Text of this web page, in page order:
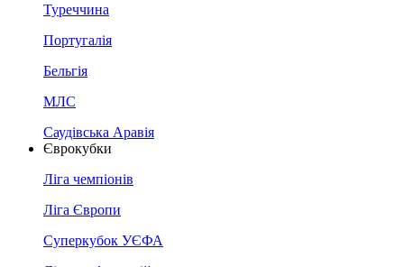
Туреччина
Португалія
Бельгія
МЛС
Саудівська Аравія
Єврокубки
Ліга чемпіонів
Ліга Європи
Суперкубок УЄФА